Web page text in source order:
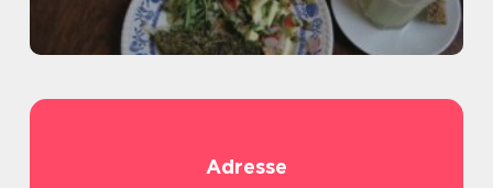
Adresse